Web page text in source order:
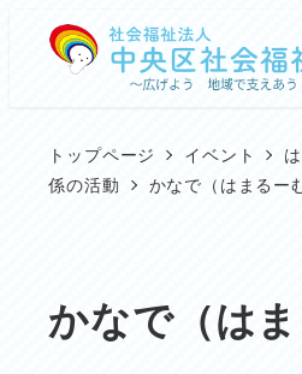
トップページ イベント
係の活動
かなで（はまるー
かなで（はま